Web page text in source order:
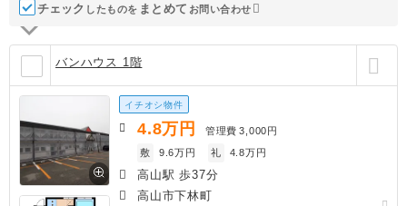
チェック したものを ま と めて お問い合わせ
バンハウス 1階
イチオシ物件
4.8万円 管理費 3,000円
敷
9.6万円 礼 4.8万円
高山駅 歩37分
高山市下林町